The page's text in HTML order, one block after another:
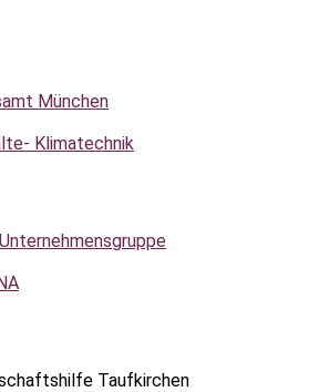
München
Klimatechnik
Taufkirchen